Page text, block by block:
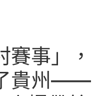
賽事」，
貴州——